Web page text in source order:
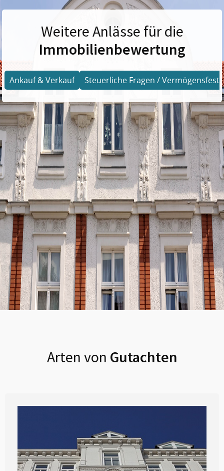
Weitere Anlässe für die
Immobilienbewertung
Ankauf & Verkauf Steuerliche Fragen /
Arten von Gutachten